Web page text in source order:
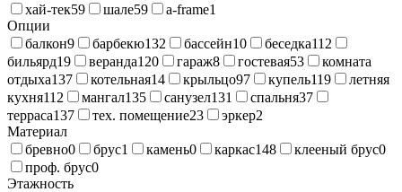
хай-тек59 шале59 a-frame1
Опции
балкон9 барбекю132 бассейн10 беседка112
бильярд19 веранда120 гараж8 гостевая53
комната
отдыха137 котельная14 крыльцо97 купель119
летняя
кухня112 мангал135 санузел131 спальня37
терраса137 тех. помещение23 эркер2
Материал
бревно0 брус1 камень0 каркас148 клееный брус0
проф. брус0
Этажность